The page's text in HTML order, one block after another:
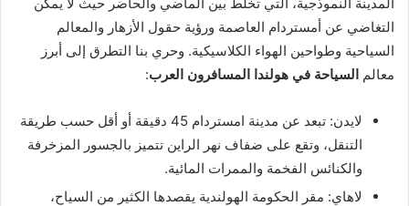
التغاضي عن أمستردام العاصمة ورؤية حقول الأزهار والمعالم
السياحية وطواحين الهواء الكلاسيكية. وحري بنا التطرق إلى أبرز
معالم السياحة في هولندا المسافرون العرب:
لايدن: تبعد عن مدينة امستردام 45 دقيقة أو أقل حسب طريقة
التنقل، وتقع على ضفاف نهر الراين تتميز بالجسور المزخرفة
والكنائس الفخمة والممرات المائية.
لاهاي: مقر الحكومة الهولندية يقصدها الكثير من السياح،